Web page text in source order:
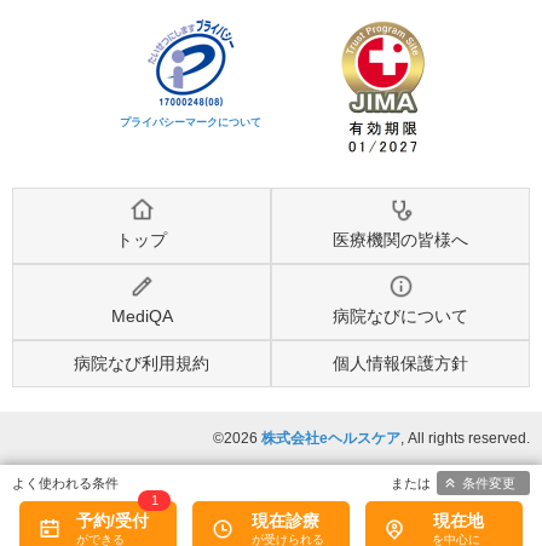
プライバシーマークについて
トップ 医療機関の皆様へ
MediQA 病院なびについて
病院なび利用規約 個人情報保護方針
©2026 株式会社eヘルスケア, All rights reserved.
予約/受付
1
現在診療 現在地
条件変更